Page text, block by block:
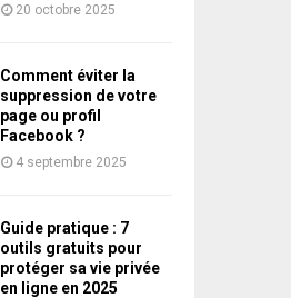
20 octobre 2025
Comment éviter la
suppression de votre
page ou profil
Facebook ?
4 septembre 2025
Guide pratique : 7
outils gratuits pour
protéger sa vie privée
en ligne en 2025